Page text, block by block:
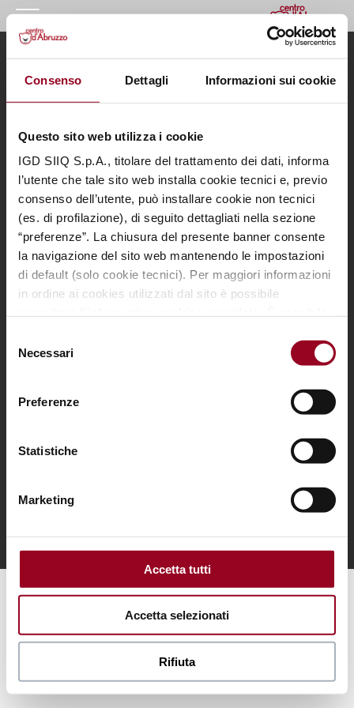
Consenso Dettagli Informazioni sui cookie
Questo sito web utilizza i cookie
IGD SIIQ S.p.A., titolare del trattamento dei dati, informa
l’utente che tale sito web installa cookie tecnici e, previo
consenso dell’utente, può installare cookie non tecnici
(es. di profilazione), di seguito dettagliati nella sezione
“preferenze”. La chiusura del presente banner consente
la navigazione del sito web mantenendo le impostazioni
di default (solo cookie tecnici). Per maggiori informazioni
in ordine ai cookies utilizzati dal sito è possibile
mediante il link “
delNecessari
Preferenze
Statistiche
Marketing
Accetta tutti
Accetta selezionati
Rifiuta
IL CENTRO
COME RAGGIUNGERCI
PROMOZIONI
NEGOZI
GIFT CARD
EVENTI
I NOSTRI SERVIZI
IL TUO BUSINESS AL CENTRO
CONTATTI
Menu
Il Centro
Dove siamo
Negozi
Eventi
Promozioni
I nostri servizi
Il tuo business
al centro
Informazioni utili
Cookie Policy
Apri preferenze cookie
Note legali
Contattaci per informazioni sui nostri Spazi Expo
© 2018 Centro d’Abruzzo – Via Po San Giovanni Teatino